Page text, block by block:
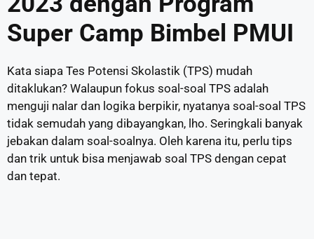
Super Camp Bimbel PMUI
Kata siapa Tes Potensi Skolastik (TPS) mudah
ditaklukan? Walaupun fokus soal-soal TPS adalah
menguji nalar dan logika berpikir, nyatanya soal-soal TPS
tidak semudah yang dibayangkan, lho. Seringkali banyak
jebakan dalam soal-soalnya. Oleh karena itu, perlu tips
dan trik untuk bisa menjawab soal TPS dengan cepat
dan tepat.